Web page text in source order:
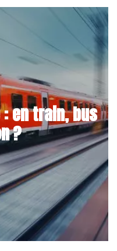
: en train, bus
?